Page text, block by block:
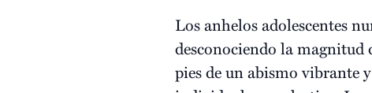
Los anhelos adolescentes
desconociendo la magnitud
pies de un abismo vibrante